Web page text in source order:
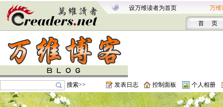
设万维读者为首页 万维
首 页
搜索>> 发表日志 控制面板 个人相册